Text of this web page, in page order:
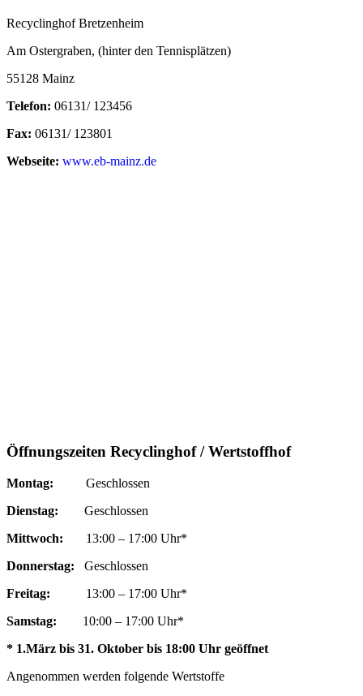
Recyclinghof Bretzenheim
Am Ostergraben, (hinter den Tennisplätzen)
55128 Mainz
Telefon: 06131/ 123456
Fax: 06131/ 123801
Webseite: www.eb-mainz.de
Öffnungszeiten Recyclinghof / Wertstoffhof
Montag: Geschlossen
Dienstag: Geschlossen
Mittwoch: 13:00 – 17:00 Uhr*
Donnerstag: Geschlossen
Freitag: 13:00 – 17:00 Uhr*
Samstag:
10:00 – 17:00 Uhr*
* 1.März bis 31. Oktober bis 18:00 Uhr geöffnet
Angenommen werden folgende Wertstoffe